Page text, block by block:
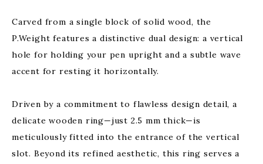
Carved from a single block of solid wood, the
P.Weight features a distinctive dual design: a vertical
hole for holding your pen upright and a subtle wave
accent for resting it horizontally.
Driven by a commitment to flawless design detail, a
delicate wooden ring—just 2.5 mm thick—is
meticulously fitted into the entrance of the vertical
slot. Beyond its refined aesthetic, this ring serves a